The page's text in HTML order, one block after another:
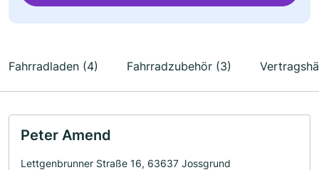
Fahrradladen (4) Fahrradzubehör (3)
Peter Amend
Lettgenbrunner Straße 16, 63637 Jossgrund